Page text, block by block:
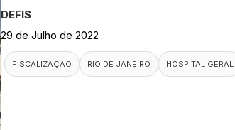
DEFIS
29 de Julho de 2022
FISCALIZAÇÃO RIO DE JANEIRO HOSPITAL GERAL